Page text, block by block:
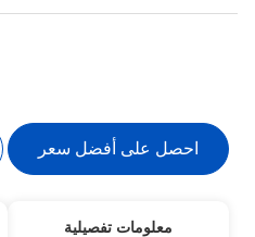
احصل على أفضل سعر
معلومات تفصيلية